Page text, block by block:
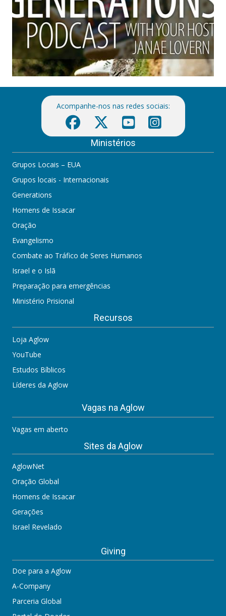
Acompanhe-nos nas redes sociais:
Ministérios
Grupos Locais – EUA
Grupos locais - Internacionais
Generations
Homens de Issacar
Oração
Evangelismo
Combate ao Tráfico de Seres Humanos
Israel e o Islã
Preparação para emergências
Ministério Prisional
Recursos
Loja Aglow
YouTube
Estudos Bíblicos
Líderes da Aglow
Vagas na Aglow
Vagas em aberto
Sites da Aglow
AglowNet
Oração Global
Homens de Issacar
Gerações
Israel Revelado
Giving
Doe para a Aglow
A-Company
Parceria Global